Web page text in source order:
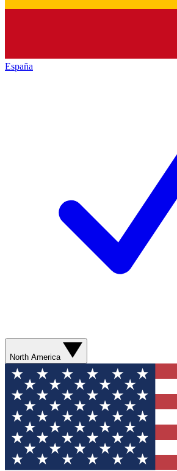
España
North America